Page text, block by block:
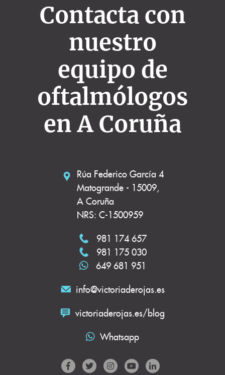
Contacta con
nuestro
equipo de
oftalmólogos
en A Coruña
Rúa Federico García 4
Matogrande - 15009,
A Coruña
NRS: C-1500959
981 174 657
981 175 030
649 681 951
info@victoriaderojas.es
victoriaderojas.es/blog
Whatsapp